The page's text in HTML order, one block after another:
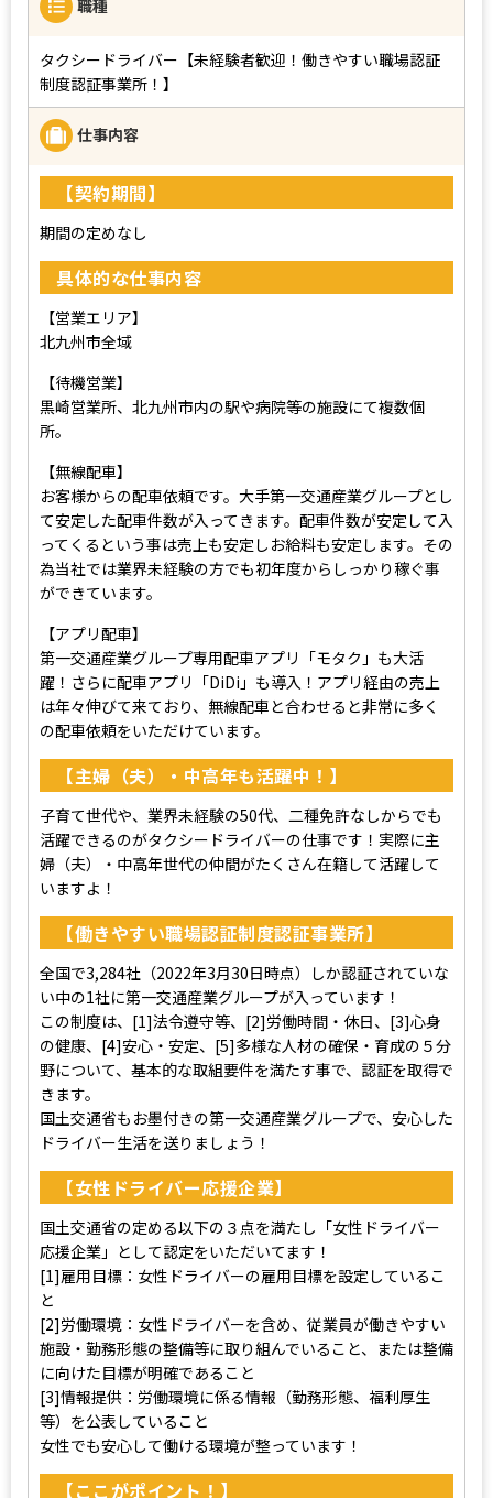
職種
タクシードライバー【未経験者歓迎！働きやすい職場認証
制度認証事業所！】
仕事内容
【契約期間】
期間の定めなし
具体的な仕事内容
【営業エリア】
北九州市全域
【待機営業】
黒崎営業所、北九州市内の駅や病院等の施設にて複数個
所。
【無線配車】
お客様からの配車依頼です。大手第一交通産業グループとし
て安定した配車件数が入ってきます。配車件数が安定して入
ってくるという事は売上も安定しお給料も安定します。その
為当社では業界未経験の方でも初年度からしっかり稼ぐ事
ができています。
【アプリ配車】
第一交通産業グループ専用配車アプリ「モタク」も大活
躍！さらに配車アプリ「DiDi」も導入！アプリ経由の売上
は年々伸びて来ており、無線配車と合わせると非常に多く
の配車依頼をいただけています。
【主婦（夫）・中高年も活躍中！】
子育て世代や、業界未経験の50代、二種免許なしからでも
活躍できるのがタクシードライバーの仕事です！実際に主
婦（夫）・中高年世代の仲間がたくさん在籍して活躍して
いますよ！
【働きやすい職場認証制度認証事業所】
全国で3,284社（2022年3月30日時点）しか認証されていな
い中の1社に第一交通産業グループが入っています！
この制度は、[1]法令遵守等、[2]労働時間・休日、[3]心身
の健康、[4]安心・安定、[5]多様な人材の確保・育成の５分
野について、基本的な取組要件を満たす事で、認証を取得で
きます。
国土交通省もお墨付きの第一交通産業グループで、安心した
ドライバー生活を送りましょう！
【女性ドライバー応援企業】
国土交通省の定める以下の３点を満たし「女性ドライバー
応援企業」として認定をいただいてます！
[1]雇用目標：女性ドライバーの雇用目標を設定しているこ
と
[2]労働環境：女性ドライバーを含め、従業員が働きやすい
施設・勤務形態の整備等に取り組んでいること、または整備
に向けた目標が明確であること
[3]情報提供：労働環境に係る情報（勤務形態、福利厚生
等）を公表していること
女性でも安心して働ける環境が整っています！
【ここがポイント！】